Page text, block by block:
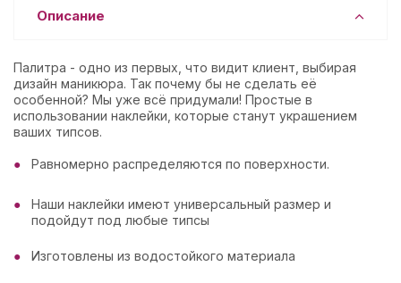
Описание
Палитра - одно из первых, что видит клиент, выбирая
дизайн маникюра. Так почему бы не сделать её
особенной? Мы уже всё придумали! Простые в
использовании наклейки, которые станут украшением
ваших типсов.
Равномерно распределяются по поверхности.
Наши наклейки имеют универсальный размер и
подойдут под любые типсы
Изготовлены из водостойкого материала